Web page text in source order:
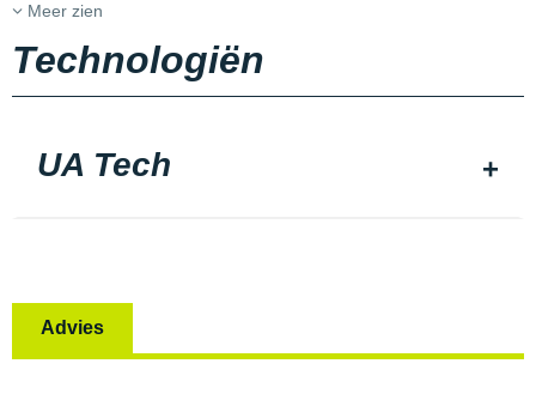
Meer zien
Technologiën
UA Tech
Advies